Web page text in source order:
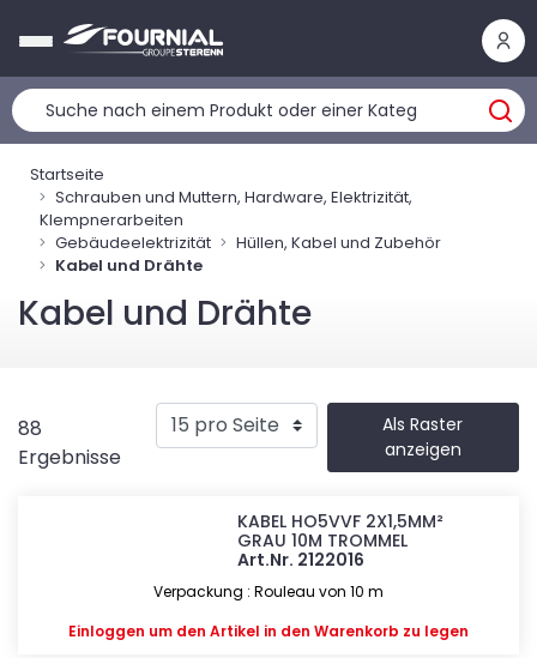
Startseite
Schrauben und Muttern, Hardware, Elektrizität,
Klempnerarbeiten
Gebäudeelektrizität
Hüllen, Kabel und Zubehör
Kabel und Drähte
Kabel und Drähte
88
Ergebnisse
Als Raster
anzeigen
KABEL HO5VVF 2X1,5MM²
GRAU 10M TROMMEL
Art.Nr. 2122016
Verpackung : Rouleau von 10 m
Einloggen um den Artikel in den Warenkorb zu legen